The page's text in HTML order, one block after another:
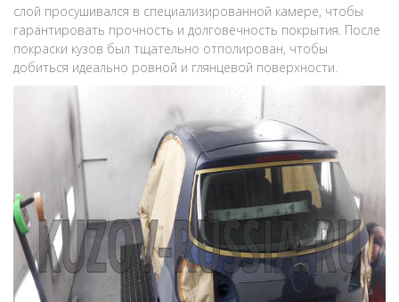
слой просушивался в специализированной камере, чтобы
гарантировать прочность и долговечность покрытия. После
покраски кузов был тщательно отполирован, чтобы
добиться идеально ровной и глянцевой поверхности.